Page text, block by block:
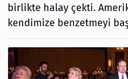
birlikte halay çekti.
kendimize benzetmeyi